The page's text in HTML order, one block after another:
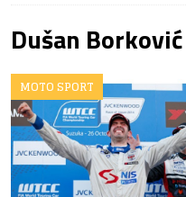
Dušan Borković
MOTO SPORT